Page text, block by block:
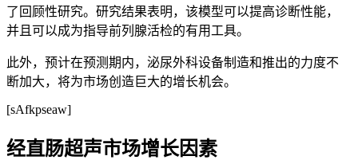
了回顾性研究。研究结果表明，该模型可以提高诊断性能，
并且可以成为指导前列腺活检的有用工具。
此外，预计在预测期内，泌尿外科设备制造和推出的力度不
断加大，将为市场创造巨大的增长机会。
[sAfkpseaw]
经直肠超声市场增长因素